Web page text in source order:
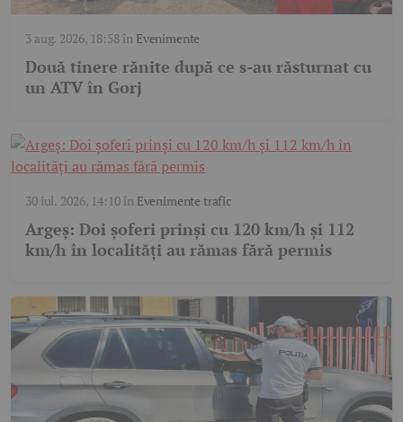
3 aug. 2026, 18:58în Evenimente
Două tinere rănite după ce s-au răsturnat cu
un ATV în Gorj
30 iul. 2026, 14:10în Evenimente trafic
Argeș: Doi șoferi prinși cu 120 km/h și 112
km/h în localități au rămas fără permis